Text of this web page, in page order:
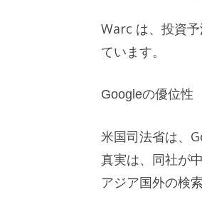
Warc は、投資
ています。
Googleの優位性
米国司法省は、
真実は、同社が
アジア国外の検